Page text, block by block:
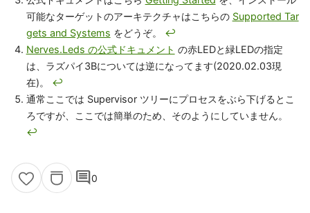
可能なターゲットのアーキテクチャはこちらの Supported Tar
gets and Systems をどうぞ。 ↩
Nerves.Leds の公式ドキュメント の赤LEDと緑LEDの指定
は、ラズパイ3Bについては逆になってます(2020.02.03現
在)。 ↩
通常ここでは Supervisor ツリーにプロセスをぶら下げるとこ
ろですが、ここでは簡単のため、そのようにしていません。
↩
comment0